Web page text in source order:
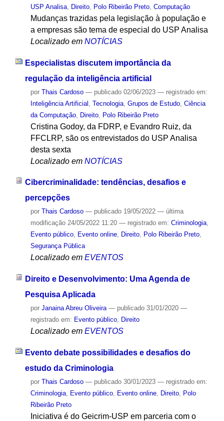
USP Analisa, Direito, Polo Ribeirão Preto, Computação
Mudanças trazidas pela legislação à população e
a empresas são tema de especial do USP Analisa
Localizado em NOTÍCIAS
Especialistas discutem importância da
regulação da inteligência artificial
por Thais Cardoso — publicado02/06/2023 — registrado em:
Inteligência Artificial Tecnologia, Grupos de Estudo, Ciência
da Computação, Direito, Polo Ribeirão Preto
Cristina Godoy, da FDRP, e Evandro Ruiz, da
FFCLRP, são os entrevistados do USP Analisa
desta sexta
Localizado em NOTÍCIAS
Cibercriminalidade: tendências, desafios e
percepções
por Thais Cardoso — publicado19/05/2022 — última
modificação24/05/2022 11:20 — registrado em: Criminologia,
Evento público, Evento online, Direito, Polo Ribeirão Preto,
Segurança Pública
Localizado em EVENTOS
Direito e Desenvolvimento: Uma Agenda de
Pesquisa Aplicada
por Janaina Abreu Oliveira — publicado31/01/2020 —
registrado em: Evento público, Direito
Localizado em EVENTOS
Evento debate possibilidades e desafios do
estudo da Criminologia
por Thais Cardoso — publicado30/01/2023 — registrado em:
Criminologia, Evento público, Evento online, Direito,
Polo
Ribeirão Preto
Iniciativa é do Geicrim-USP em parceria com o